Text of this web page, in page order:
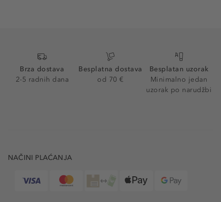
Brza dostava
2-5 radnih dana
Besplatna dostava
od 70 €
Besplatan uzorak
Minimalno jedan
uzorak po narudžbi
NAČINI PLAĆANJA